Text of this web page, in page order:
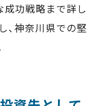
成功戦略まで詳し
、神奈川県での堅